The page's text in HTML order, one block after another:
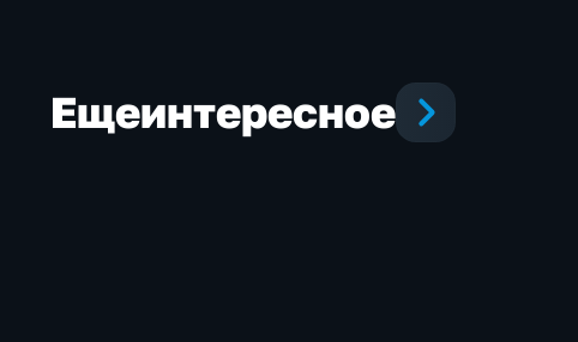
Ещеинтересное